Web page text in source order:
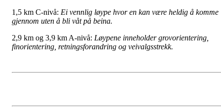
1,5 km C-nivå: Ei vennlig løype hvor en kan være heldig å komme
gjennom uten å bli våt på beina.
2,9 km og 3,9 km A-nivå: Løypene inneholder grovorientering,
finorientering, retningsforandring og veivalgsstrekk.